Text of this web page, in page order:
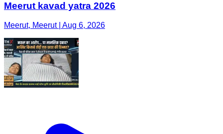
Meerut kavad yatra 2026
Meerut, Meerut | Aug 6, 2026